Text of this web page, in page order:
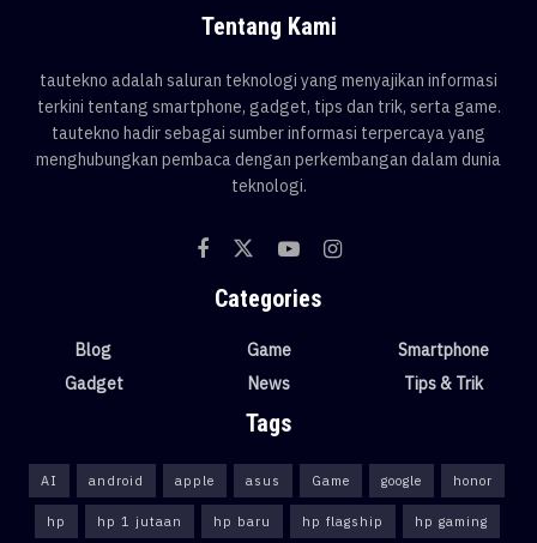
Tentang Kami
tautekno adalah saluran teknologi yang menyajikan informasi
terkini tentang smartphone, gadget, tips dan trik, serta game.
tautekno hadir sebagai sumber informasi terpercaya yang
menghubungkan pembaca dengan perkembangan dalam dunia
teknologi.
Categories
Blog
Gadget
Game
News
Smartphone
Tips & Trik
Tags
AI android apple asus Game google honor
hp hp 1 jutaan hp baru hp flagship hp gaming